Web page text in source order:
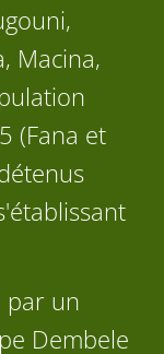
Macina,
(Fana et
Dembele